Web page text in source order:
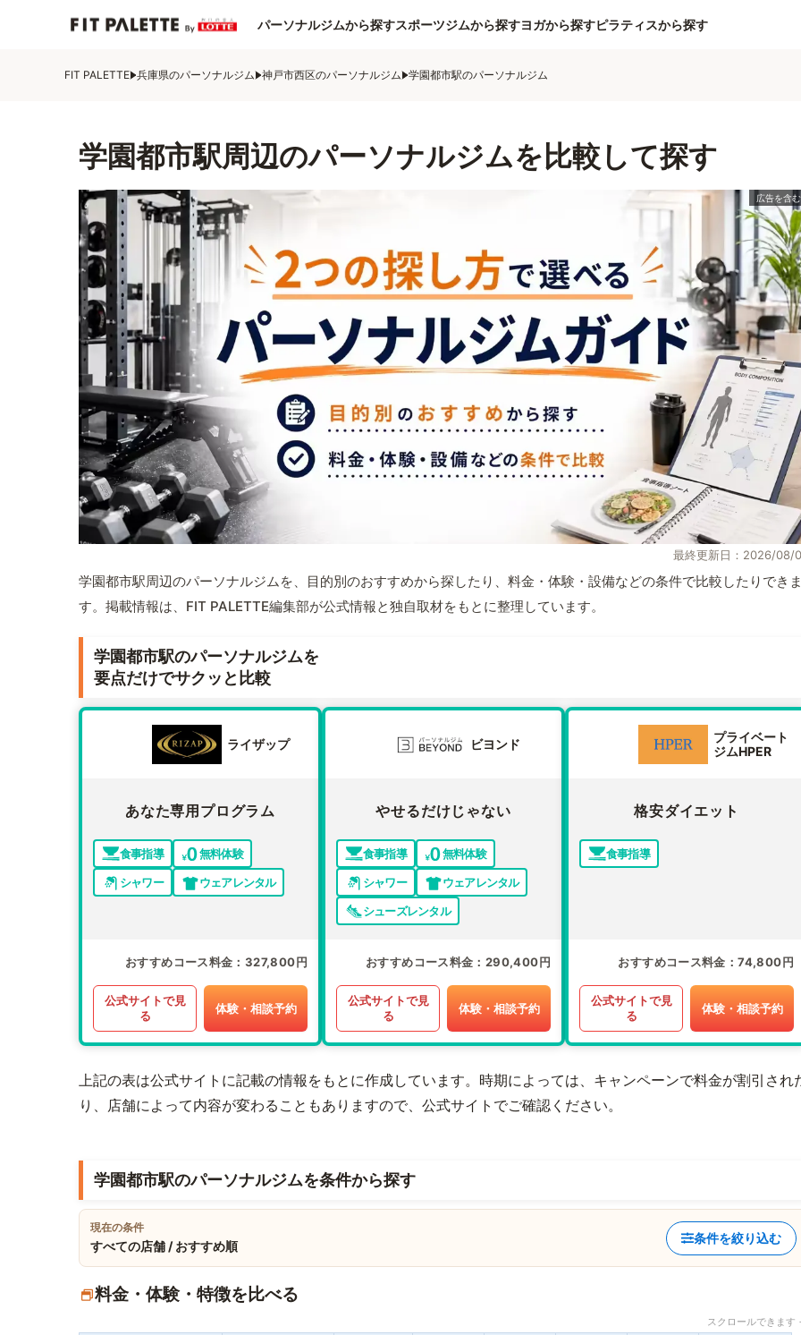
パーソナルジムから探すスポーツジムから探すヨガから探すピラティスから探す
FIT PALETTE 兵庫県のパーソナルジム 神戸市西区のパーソナルジム 学園都市駅のパーソナルジム
学園都市駅周辺のパーソナルジムを比較して探す
最終更新日：2026/08/
学園都市駅周辺のパーソナルジムを、目的別のおすすめから探したり、料金・体験・設備などの条件で比較したりでき
す。掲載情報は、FIT PALETTE編集部が公式情報と独自取材をもとに整理しています。
学園都市駅のパーソナルジムを
要点だけでサクッと比較
ライザップ
あなた専用プログラム
食事指導
無料体験
シャワー
ウェアレンタル
おすすめコース料金 327,800円
公式サイトで見
る
体験・相談予約
ビヨンド
やせるだけじゃない
食事指導
無料体験
シャワー
ウェアレンタル
シューズレンタル
おすすめコース料金 290,400円
公式サイトで見
る
体験・相談予約
プライベート
ジムHPER
格安ダイエット
食事指導
おすすめコース料金 74,800円
公式サイトで見
る
体験・相談予約
上記の表は公式サイトに記載の情報をもとに作成しています。時期によっては、キャンペーンで料金が割引され
り、店舗によって内容が変わることもありますので、公式サイトでご確認ください。
学園都市駅のパーソナルジムを条件から探す
現在の条件
すべての店舗 / おすすめ順
条件を絞り込む
料金・体験・特徴を比べる
スクロールできま